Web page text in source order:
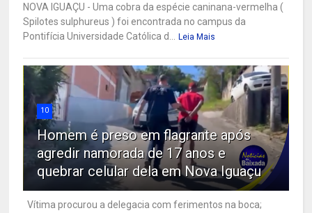
NOVA IGUAÇU - Uma cobra da espécie caninana-vermelha (
Spilotes sulphureus ) foi encontrada no campus da
Pontifícia Universidade Católica d... Leia Mais
10
Homem é preso em flagrante após
agredir namorada de 17 anos e
quebrar celular dela em Nova Iguaçu
Vítima procurou a delegacia com ferimentos na boca;